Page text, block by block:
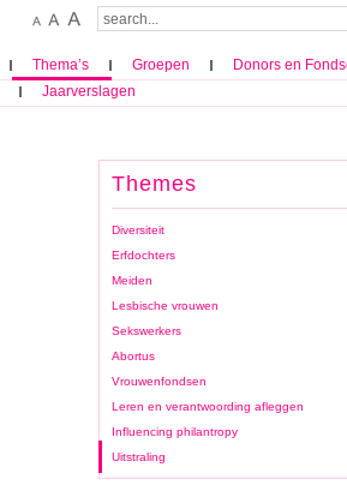
Thema’s Groepen
Donors en
Jaarverslagen
Themes
Diversiteit
Erfdochters
Meiden
Lesbische vrouwen
Sekswerkers
Abortus
Vrouwenfondsen
Leren en verantwoording afleggen
Influencing philantropy
Uitstraling